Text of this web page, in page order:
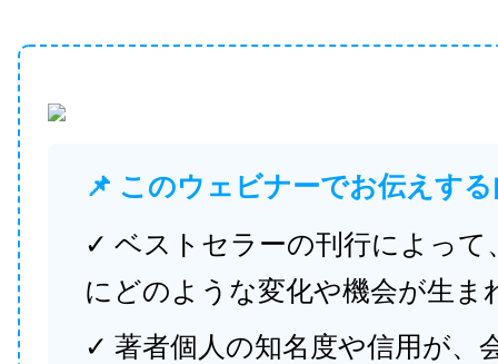
📌 このウェビナーでお伝えす
✓ ベストセラーの刊行によって
にどのような変化や機会が生ま
✓ 著者個人の知名度や信用が、